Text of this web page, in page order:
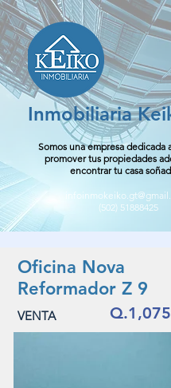
Inmobiliaria
Somos una empresa dedicada
promover tus propiedades
encontrar tu casa
(502) 51888425
Oficina Nova
Reformador Z 9
VENTA